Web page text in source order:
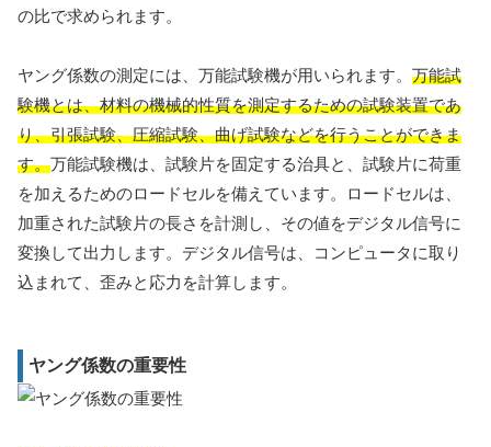
の比で求められます。
ヤング係数の測定には、万能試験機が用いられます。 万能試
験機とは、材料の機械的性質を測定するための試験装置であ
り、引張試験、圧縮試験、曲げ試験などを行うことができま
す。万能試験機は、試験片を固定する治具と、試験片に荷重
を加えるためのロードセルを備えています。ロードセルは、
加重された試験片の長さを計測し、その値をデジタル信号に
変換して出力します。デジタル信号は、コンピュータに取り
込まれて、歪みと応力を計算します。
ヤング係数の重要性